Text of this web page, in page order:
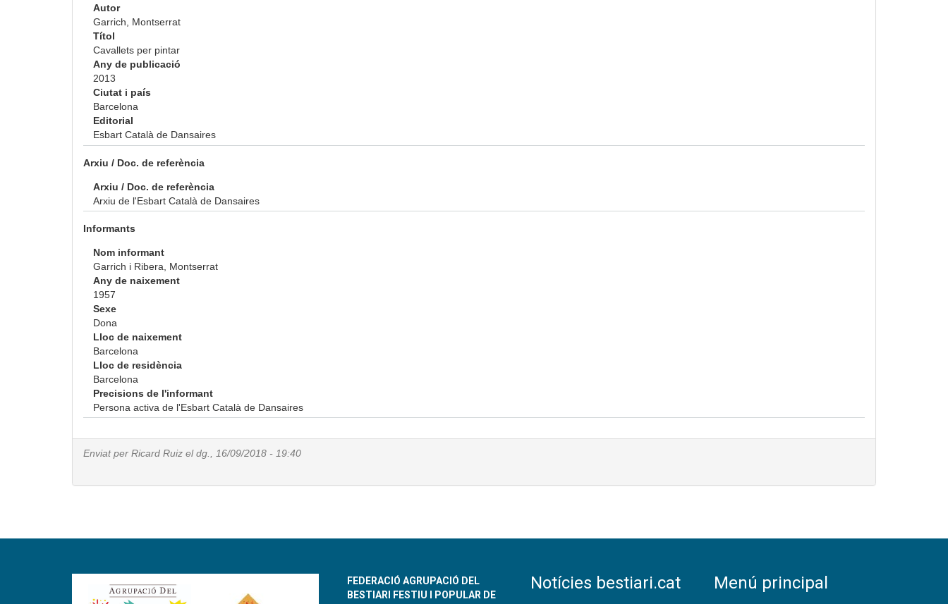
Autor
Garrich, Montserrat
Títol
Cavallets per pintar
Any de publicació
2013
Ciutat i país
Barcelona
Editorial
Esbart Català de Dansaires
Arxiu / Doc. de referència
Arxiu / Doc. de referència
Arxiu de l'Esbart Català de Dansaires
Informants
Nom informant
Garrich i Ribera, Montserrat
Any de naixement
1957
Sexe
Dona
Lloc de naixement
Barcelona
Lloc de residència
Barcelona
Precisions de l'informant
Persona activa de l'Esbart Català de Dansaires
Enviat per Ricard Ruiz el dg., 16/09/2018 - 19:40
FEDERACIÓ AGRUPACIÓ DEL
BESTIARI FESTIU I POPULAR DE
Notícies bestiari.cat Menú principal